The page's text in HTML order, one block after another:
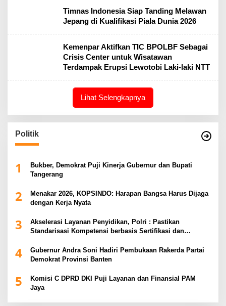
Timnas Indonesia Siap Tanding Melawan
Jepang di Kualifikasi Piala Dunia 2026
Kemenpar Aktifkan TIC BPOLBF Sebagai
Crisis Center untuk Wisatawan
Terdampak Erupsi Lewotobi Laki-laki NTT
Lihat Selengkapnya
Politik
1
Bukber, Demokrat Puji Kinerja Gubernur dan Bupati
Tangerang
2
Menakar 2026, KOPSINDO: Harapan Bangsa Harus Dijaga
dengan Kerja Nyata
3
Akselerasi Layanan Penyidikan, Polri : Pastikan
Standarisasi Kompetensi berbasis Sertifikasi dan
4
Gubernur Andra Soni Hadiri Pembukaan Rakerda Partai
Demokrat Provinsi Banten
5
Komisi C DPRD DKI Puji Layanan dan Finansial PAM
Jaya